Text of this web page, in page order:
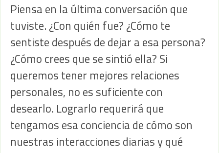
Piensa en la última conversación que
tuviste. ¿Con quién fue? ¿Cómo te
sentiste después de dejar a esa persona?
¿Cómo crees que se sintió ella? Si
queremos tener mejores relaciones
personales, no es suficiente con
desearlo. Lograrlo requerirá que
tengamos esa conciencia de cómo son
nuestras interacciones diarias y qué